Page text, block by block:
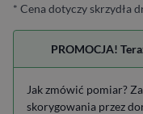
* Cena dotyczy skrzydła
PROMOCJA!
Jak zmówić pomiar?
skorygowania przez